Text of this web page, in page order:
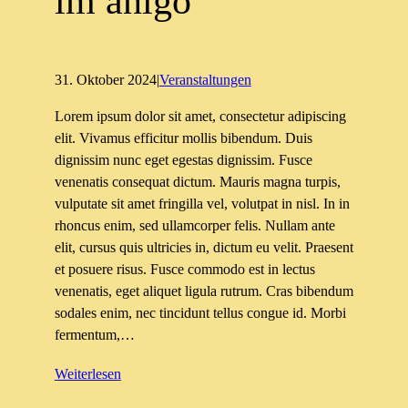
31. Oktober 2024|Veranstaltungen
Lorem ipsum dolor sit amet, consectetur adipiscing
elit. Vivamus efficitur mollis bibendum. Duis
dignissim nunc eget egestas dignissim. Fusce
venenatis consequat dictum. Mauris magna turpis,
vulputate sit amet fringilla vel, volutpat in nisl. In in
rhoncus enim, sed ullamcorper felis. Nullam ante
elit, cursus quis ultricies in, dictum eu velit. Praesent
et posuere risus. Fusce commodo est in lectus
venenatis, eget aliquet ligula rutrum. Cras bibendum
sodales enim, nec tincidunt tellus congue id. Morbi
fermentum,…
Weiterlesen